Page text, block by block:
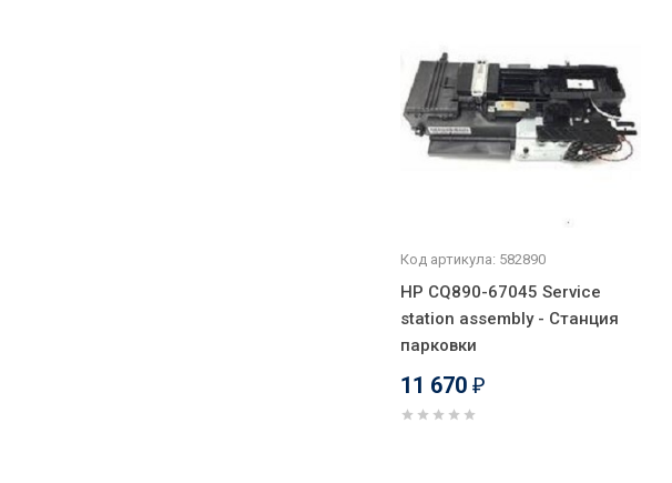
Код артикула: 582890
HP CQ890-67045 Service
station assembly - Станция
парковки
11 670 ₽